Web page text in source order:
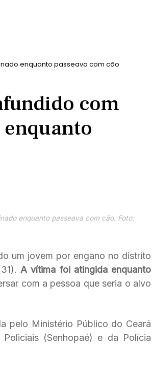
enquanto passeava com cão
com
enquanto passeava com cão. Foto:
um jovem por engano no distrito
A vítima foi atingida enquanto
com a pessoa que seria o alvo
pelo Ministério Público do Ceará
(Senhopaé) e da Polícia